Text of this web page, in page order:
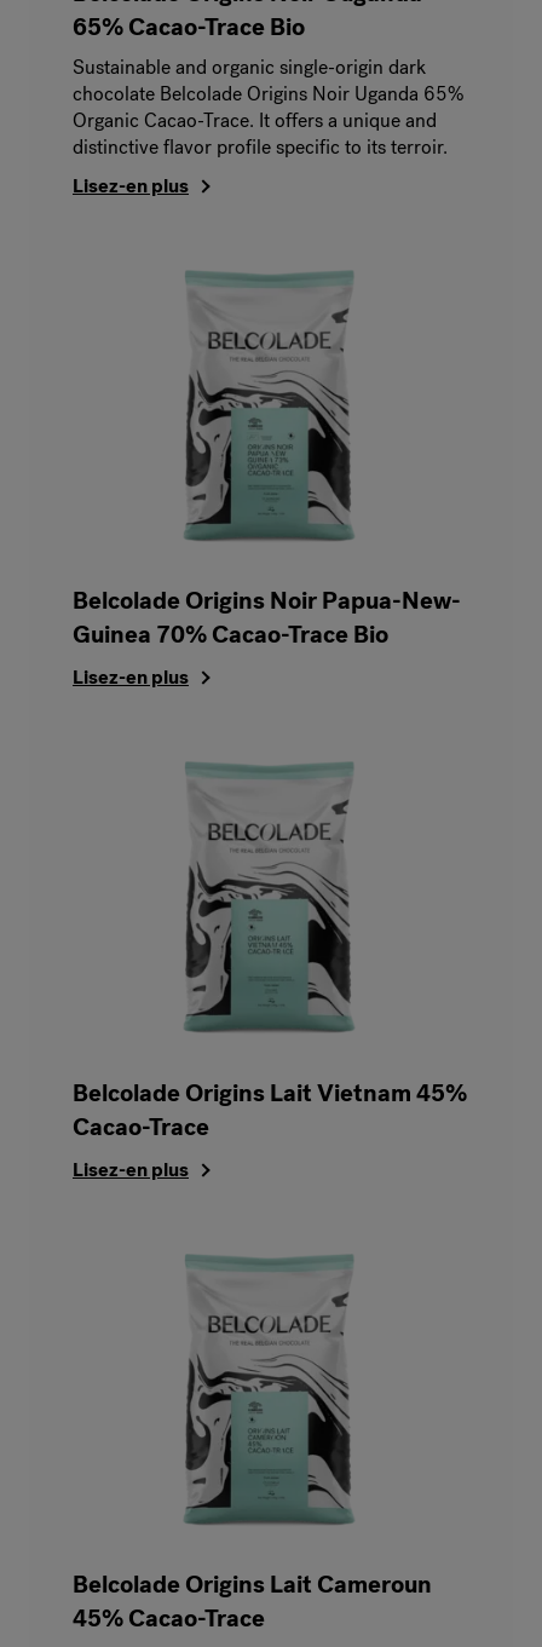
65% Cacao-Trace Bio
Sustainable and organic single-origin dark
chocolate Belcolade Origins Noir Uganda 65%
Organic Cacao-Trace. It offers a unique and
distinctive flavor profile specific to its terroir.
Lisez-en plus
Belcolade Origins Noir Papua-New-
Guinea 70% Cacao-Trace Bio
Lisez-en plus
Belcolade Origins Lait Vietnam 45%
Cacao-Trace
Lisez-en plus
Belcolade Origins Lait Cameroun
45% Cacao-Trace